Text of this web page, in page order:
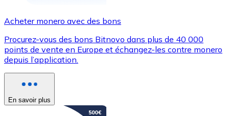
Acheter monero avec des bons
Procurez-vous des bons Bitnovo dans plus de 40 000
points de vente en Europe et échangez-les contre monero
depuis l’application.
En savoir plus